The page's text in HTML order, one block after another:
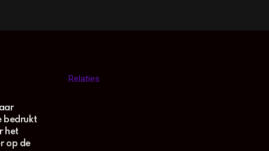
bedrukt
het
op de
Relaties